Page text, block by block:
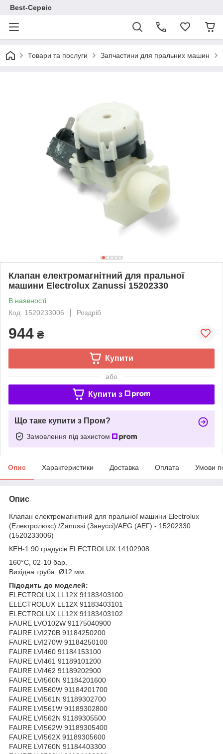
Best-Сервіс
Товари та послуги Запчастини для пральних машин
Клапан електромагнітний для пральної
машини Electrolux Zanussi 15202330
В наявності
Код: 1520233006
Роздріб
944 ₴
Купити
або
Купити з
Що таке купити з Пром?
Замовлення під захистом
Опис Характеристики Доставка Оплата Умови
Опис
Клапан електромагнітний для пральної машини Electrolux
(Електролюкс) /Zanussi (Зануссі)/AEG (АЕГ) - 15202330
(1520233006)
КЕН-1 90 градусів ELECTROLUX 14102908
160°C, 02-10 бар.
Вихідна труба: Ø12 мм
Підодить до моделей:
ELECTROLUX LL12X 91183403100
ELECTROLUX LL12X 91183403101
ELECTROLUX LL12X 91183403102
FAURE LVO102W 91175040900
FAURE LVI270B 91184250200
FAURE LVI270W 91184250100
FAURE LVI460 91184153100
FAURE LVI461 91189101200
FAURE LVI462 91189202900
FAURE LVI560N 91184201600
FAURE LVI560W 91184201700
FAURE LVI561N 91189302700
FAURE LVI561W 91189302800
FAURE LVI562N 91189305500
FAURE LVI562W 91189305400
FAURE LVI562X 91189305600
FAURE LVI760N 91184403300